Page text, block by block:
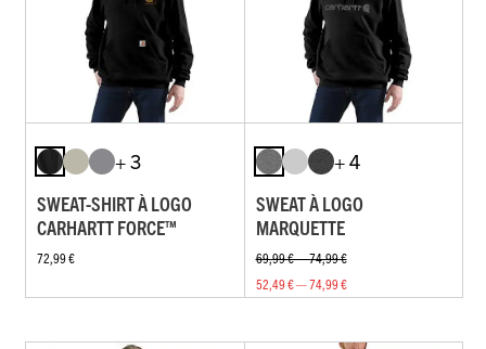
+ 3
SWEAT-SHIRT À LOGO
CARHARTT FORCE™
72,99 €
+ 4
SWEAT À LOGO
MARQUETTE
69,99 € — 74,99 €
52,49 € — 74,99 €